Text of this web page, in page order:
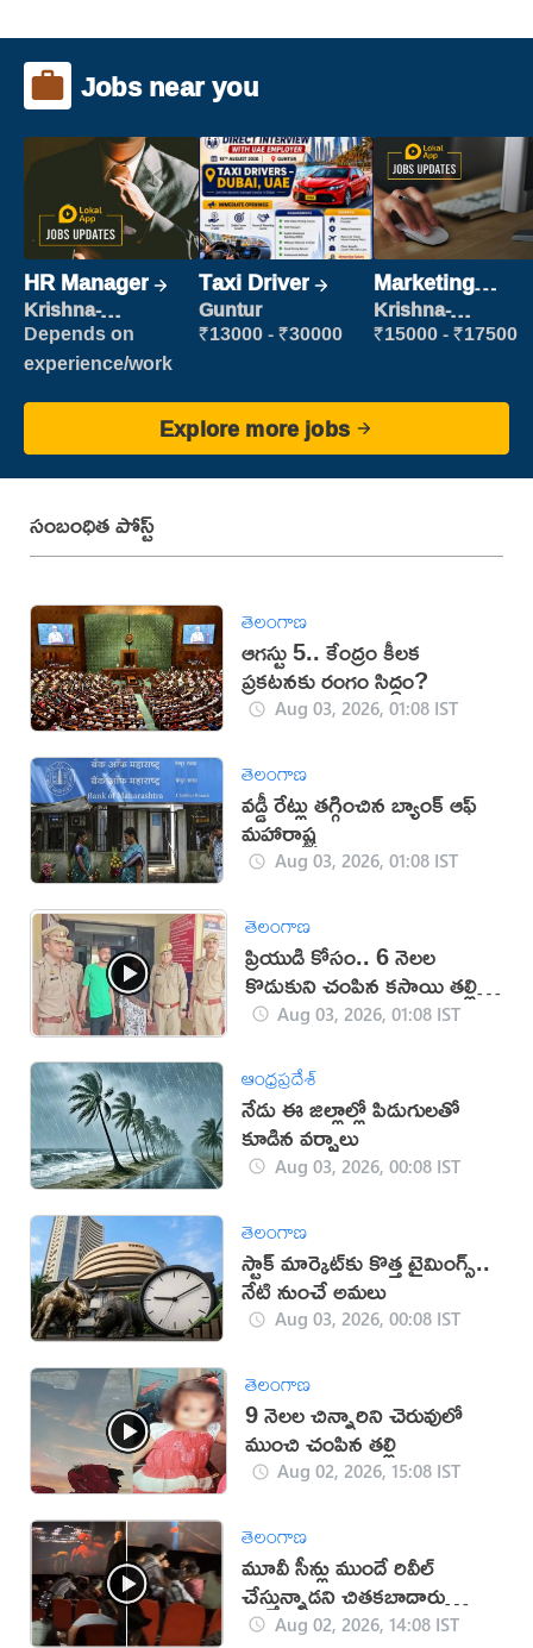
Jobs near you
HR Manager
Krishna-
vijayawada
Depends on
experience/work
Taxi Driver
Guntur
₹13000 - ₹30000
Marketing
Executive
Krishna-
vijayawada
₹15000 - ₹17500
Explore more jobs
సంబంధిత పోస్ట్
తెలంగాణ
ఆగస్టు 5.. కేంద్రం కీలక
ప్రకటనకు రంగం సిద్ధం?
Aug 03, 2026, 01:08 IST
తెలంగాణ
వడ్డీ రేట్లు తగ్గించిన బ్యాంక్ ఆఫ్
మహారాష్ట్ర
Aug 03, 2026, 01:08 IST
తెలంగాణ
ప్రియుడి కోసం.. 6 నెలల
కొడుకుని చంపిన కసాయి తల్లి
(వీడియో)
Aug 03, 2026, 01:08 IST
ఆంధ్రప్రదేశ్
నేడు ఈ జిల్లాల్లో పిడుగులతో
కూడిన వర్షాలు
Aug 03, 2026, 00:08 IST
తెలంగాణ
స్టాక్ మార్కెట్‌కు కొత్త టైమింగ్స్..
నేటి నుంచే అమలు
Aug 03, 2026, 00:08 IST
తెలంగాణ
9 నెలల చిన్నారిని చెరువులో
ముంచి చంపిన తల్లి
Aug 02, 2026, 15:08 IST
తెలంగాణ
మూవీ సీన్లు ముందే రివీల్
చేస్తున్నాడని చితకబాదారు
(వీడియో)
Aug 02, 2026, 14:08 IST